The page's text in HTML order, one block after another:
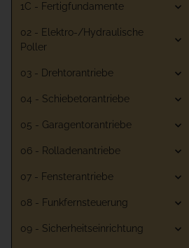
1C - Fertigfundamente
02 - Elektro-/Hydraulische
Poller
03 - Drehtorantriebe
04 - Schiebetorantriebe
05 - Garagentorantriebe
06 - Rolladenantriebe
07 - Fensterantriebe
08 - Funkfernsteuerung
09 - Sicherheitseinrichtung